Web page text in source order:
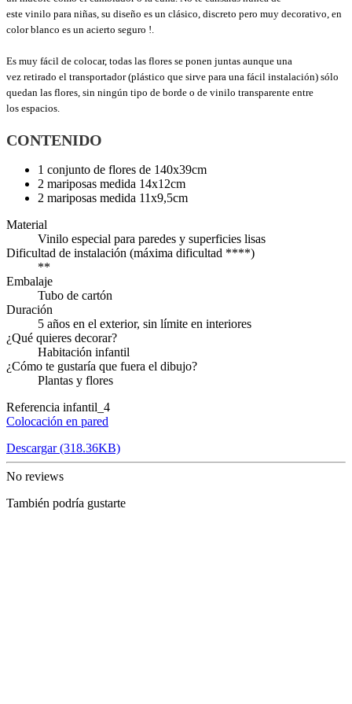
este vinilo para niñas, su diseño es un clásico, discreto pero muy decorativo, en
color blanco es un acierto seguro !.
Es muy fácil de colocar, todas las flores se ponen juntas aunque una
vez retirado el transportador (plástico que sirve para una fácil instalación) sólo
quedan las flores, sin ningún tipo de borde o de vinilo transparente entre
los espacios.
CONTENIDO
1 conjunto de flores de 140x39cm
2 mariposas medida 14x12cm
2 mariposas medida 11x9,5cm
Material
Vinilo especial para paredes y superficies lisas
Dificultad de instalación (máxima dificultad ****)
**
Embalaje
Tubo de cartón
Duración
5 años en el exterior, sin límite en interiores
¿Qué quieres decorar?
Habitación infantil
¿Cómo te gustaría que fuera el dibujo?
Plantas y flores
Referencia infantil_4
Colocación en pared
Descargar (318.36KB)
No reviews
También podría gustarte